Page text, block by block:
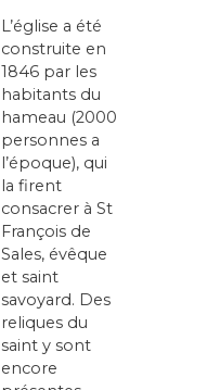
L’église a été
construite en
1846 par les
habitants du
hameau (2000
personnes a
l’époque), qui
la firent
consacrer à St
François de
Sales, évêque
et saint
savoyard. Des
reliques du
saint y sont
encore